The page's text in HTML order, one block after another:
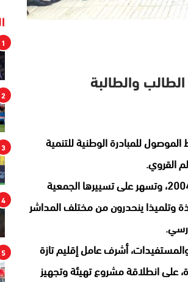
الطالب والطالبة
الموصول للمبادرة الوطنية للتنمية
القروي.
وتستقبل هذه المؤسسة، التي فتحت أبوابها برسم السنة الدراسية 2005-2004، وتسهر على تسييرها الجمعية
لدار الطالب والطالبة بالزراردة، حاليا ما مجموعه 124 تلميذة وتلميذا ينحدرون من مختلف المداشر
أشرف عامل إقليم تازة
على انطلاقة مشروع تهيئة وتجهيز
1
2
3
4
5